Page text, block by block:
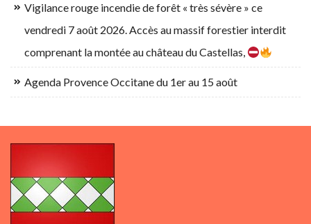
Vigilance rouge incendie de forêt « très sévère » ce
vendredi 7 août 2026. Accès au massif forestier interdit
comprenant la montée au château du Castellas,
Agenda Provence Occitane du 1er au 15 août